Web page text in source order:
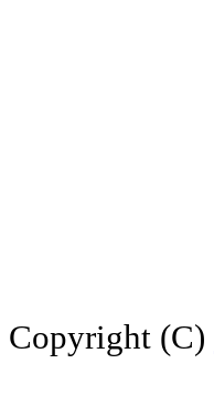
Copyright (C)